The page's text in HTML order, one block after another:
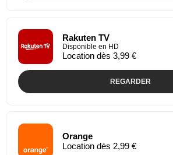
Rakuten TV
Disponible en HD
Location dès 3,99 €
REGARDER
Orange
Location dès 2,99 €